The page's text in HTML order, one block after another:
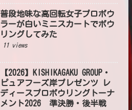
普段地味な高回転女子プロボウ
ラーが白いミニスカートでボウ
リングしてみた
11 views
【2026】KISHIKAGAKU GROUP・
ピュアフーズ岸プレゼンツ レ
ディースプロボウリングトーナ
メント2026 準決勝・後半戦